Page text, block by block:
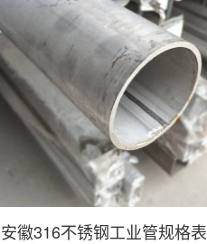
安徽316不锈钢工业管规格表